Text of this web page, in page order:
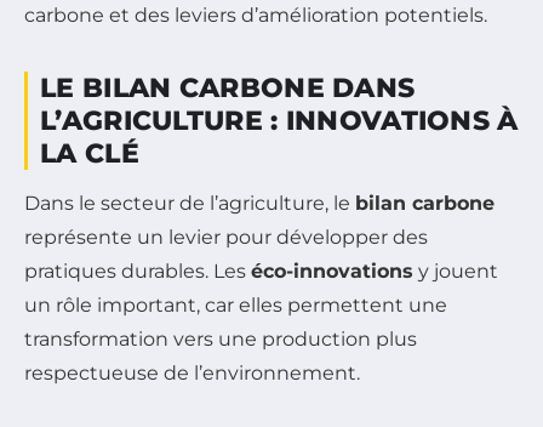
carbone et des leviers d’amélioration potentiels.
LE BILAN CARBONE DANS
L’AGRICULTURE : INNOVATIONS À
LA CLÉ
Dans le secteur de l’agriculture, le bilan carbone
représente un levier pour développer des
pratiques durables. Les éco-innovations y jouent
un rôle important, car elles permettent une
transformation vers une production plus
respectueuse de l’environnement.